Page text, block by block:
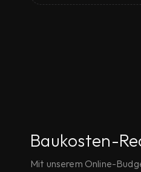
Baukosten-
Mit unserem Online-